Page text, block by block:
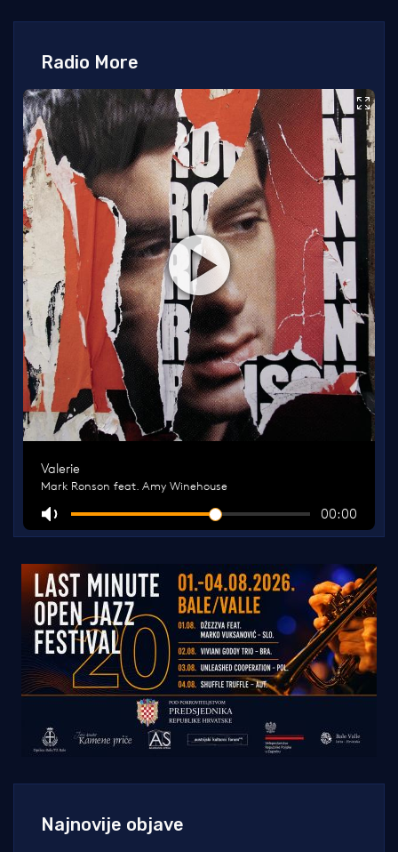
Radio More
Najnovije objave